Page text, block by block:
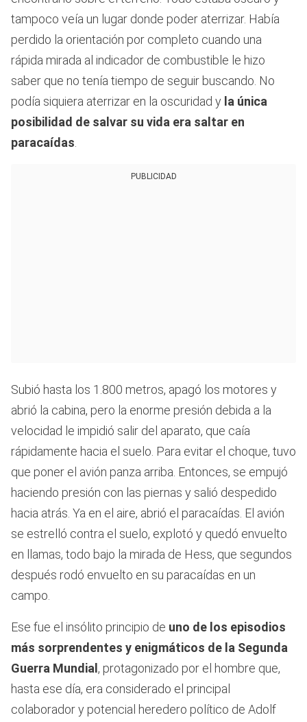
tampoco veía un lugar donde poder aterrizar. Había
perdido la orientación por completo cuando una
rápida mirada al indicador de combustible le hizo
saber que no tenía tiempo de seguir buscando. No
podía siquiera aterrizar en la oscuridad y la única
posibilidad de salvar su vida era saltar en
paracaídas.
PUBLICIDAD
Subió hasta los 1.800 metros, apagó los motores y
abrió la cabina, pero la enorme presión debida a la
velocidad le impidió salir del aparato, que caía
rápidamente hacia el suelo. Para evitar el choque, tuvo
que poner el avión panza arriba. Entonces, se empujó
haciendo presión con las piernas y salió despedido
hacia atrás. Ya en el aire, abrió el paracaídas. El avión
se estrelló contra el suelo, explotó y quedó envuelto
en llamas, todo bajo la mirada de Hess, que segundos
después rodó envuelto en su paracaídas en un
campo.
Ese fue el insólito principio de uno de los episodios
más sorprendentes y enigmáticos de la Segunda
Guerra Mundial , protagonizado por el hombre que,
hasta ese día, era considerado el principal
colaborador y potencial heredero político de Adolf